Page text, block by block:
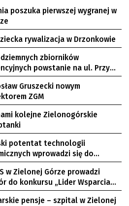
poszuka pierwszej wygranej w
rywalizacja w Drzonkowie
zbiorników
powstanie na ul. Przy
Gruszecki nowym
ZGM
kolejne Zielonogórskie
potentat technologii
wprowadzi się do
Góry
w Zielonej Górze prowadzi
do konkursu „Lider Wsparcia
pensje – szpital w Zielonej